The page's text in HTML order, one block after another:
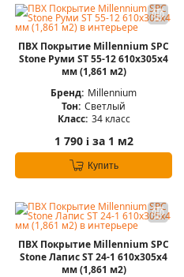
ПВХ Покрытие Millennium SPC
Stone Руми ST 55-12 610х305х4
мм (1,861 м2)
Бренд: Millennium
Тон: Светлый
Класс: 34 класс
1 790 iза 1 м2
Купить
ПВХ Покрытие Millennium SPC
Stone Лапис ST 24-1 610х305х4
мм (1,861 м2)